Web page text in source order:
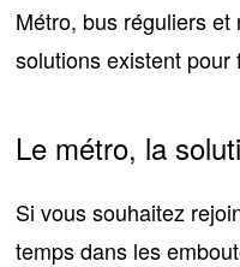
Métro, bus réguliers
solutions existent
Le métro, la
Si vous souhaitez
temps dans les